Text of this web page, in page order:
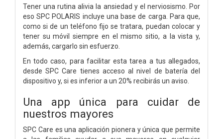
Tener una rutina alivia la ansiedad y el nerviosismo. Por
eso SPC POLARIS incluye una base de carga. Para que,
como si de un teléfono fijo se tratara, puedan colocar y
tener su móvil siempre en el mismo sitio, a la vista y,
además, cargarlo sin esfuerzo.
En todo caso, para facilitar esta tarea a tus allegados,
desde SPC Care tienes acceso al nivel de batería del
dispositivo y, si es inferior a un 20% recibirás un aviso.
Una app única para cuidar de
nuestros mayores
SPC Care es una aplicación pionera y única que permite